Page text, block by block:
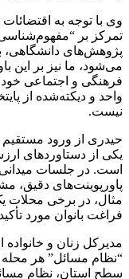
وی با توجه به
تمرکز بر
پژوهش‌های
می‌شود، ما نیز بر این
فرهنگی و اجتماعی
واحد و دیکته‌شده از
نیست.
حیدری از ورود
یکی از دستاوردهای
است. در جلسات میدانی
پاورپوینت‌های دقیق،
مثال، در برخی
فراغت بانوان مورد
مدیرکل زنان و
“نظام مسائل” هر
سطح استان، نظام